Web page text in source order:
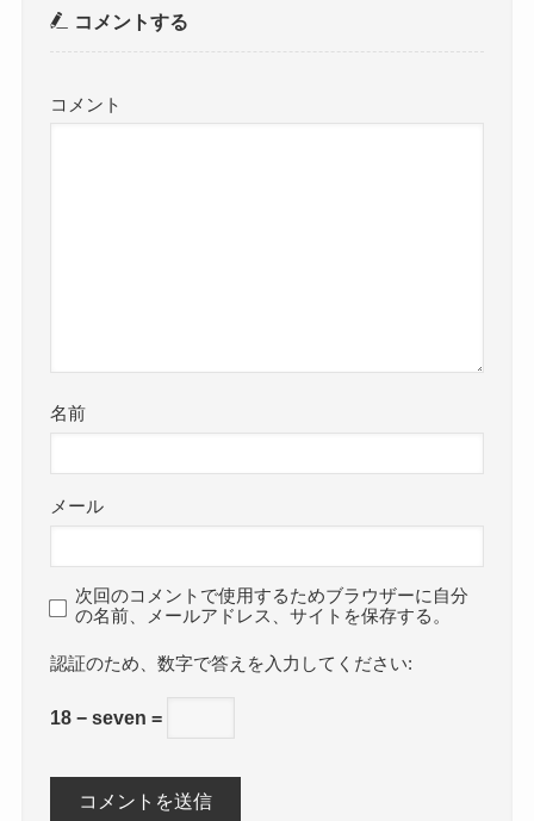
コメントする
コメント
名前
メール
次回のコメントで使用するためブラウザーに自分
の名前、メールアドレス、サイトを保存する。
数字で答えを入力してください:
18 − seven =